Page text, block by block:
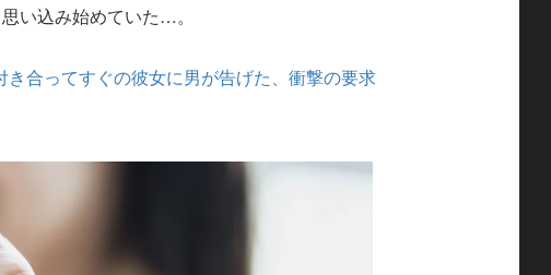
い込み始めていた…。
き合ってすぐの彼女に男が告げた、衝撃の要求